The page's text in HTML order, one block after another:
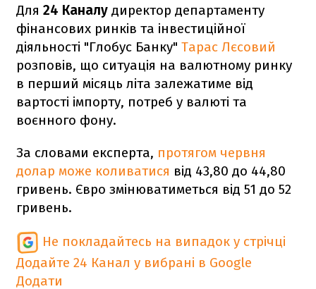
Для 24 Каналу директор департаменту
фінансових ринків та інвестиційної
діяльності "Глобус Банку" Тарас Лєсовий
розповів, що ситуація на валютному ринку
в перший місяць літа залежатиме від
вартості імпорту, потреб у валюті та
воєнного фону.
За словами експерта, протягом червня
долар може коливатися від 43,80 до 44,80
гривень. Євро змінюватиметься від 51 до 52
гривень.
Не покладайтесь на випадок у стрічці
Додайте 24 Канал у вибрані в Google
Додати